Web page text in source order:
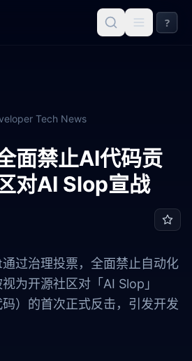
?
Tech News
面禁止AI代码贡
对AI Slop宣战
过治理投票，全面禁止自动化
为开源社区对「AI Slop」
码）的首次正式反击，引发开发